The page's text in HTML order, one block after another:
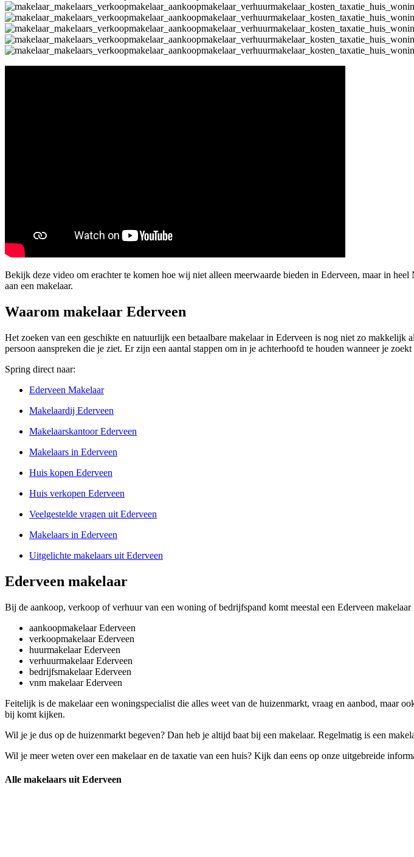
Bekijk deze video om erachter te komen hoe wij niet alleen meerwaarde bieden in Ederveen, maar in
aan een makelaar.
Waarom makelaar Ederveen
Het zoeken van een geschikte en natuurlijk een betaalbare makelaar in Ederveen is nog niet zo makkelijk
persoon aanspreken die je ziet. Er zijn een aantal stappen om in je achterhoofd te houden wanneer je
Spring direct naar:
Ederveen Makelaar
Makelaardij Ederveen
Makelaarskantoor Ederveen
Makelaars in Ederveen
Huis kopen Ederveen
Huis verkopen Ederveen
Veelgestelde vragen uit Ederveen
Makelaars in Ederveen
Uitgelichte makelaars uit Ederveen
Ederveen makelaar
Bij de aankoop, verkoop of verhuur van een woning of bedrijfspand komt meestal een Ederveen
aankoopmakelaar Ederveen
verkoopmakelaar Ederveen
huurmakelaar Ederveen
verhuurmakelaar Ederveen
bedrijfsmakelaar Ederveen
vnm makelaar Ederveen
Feitelijk is de makelaar een woningspecialist die alles weet van de huizenmarkt, vraag en aanbod, maar
bij komt kijken.
Wil je je dus op de huizenmarkt begeven? Dan heb je altijd baat bij een makelaar. Regelmatig is een
Wil je meer weten over een makelaar en de taxatie van een huis? Kijk dan eens op onze uitgebreide
Alle makelaars uit Ederveen